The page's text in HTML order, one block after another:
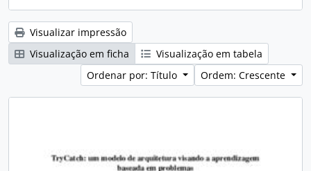
Visualizar impressão
Visualização em ficha
Visualização em tabela
Ordenar por: Título
Ordem: Crescente